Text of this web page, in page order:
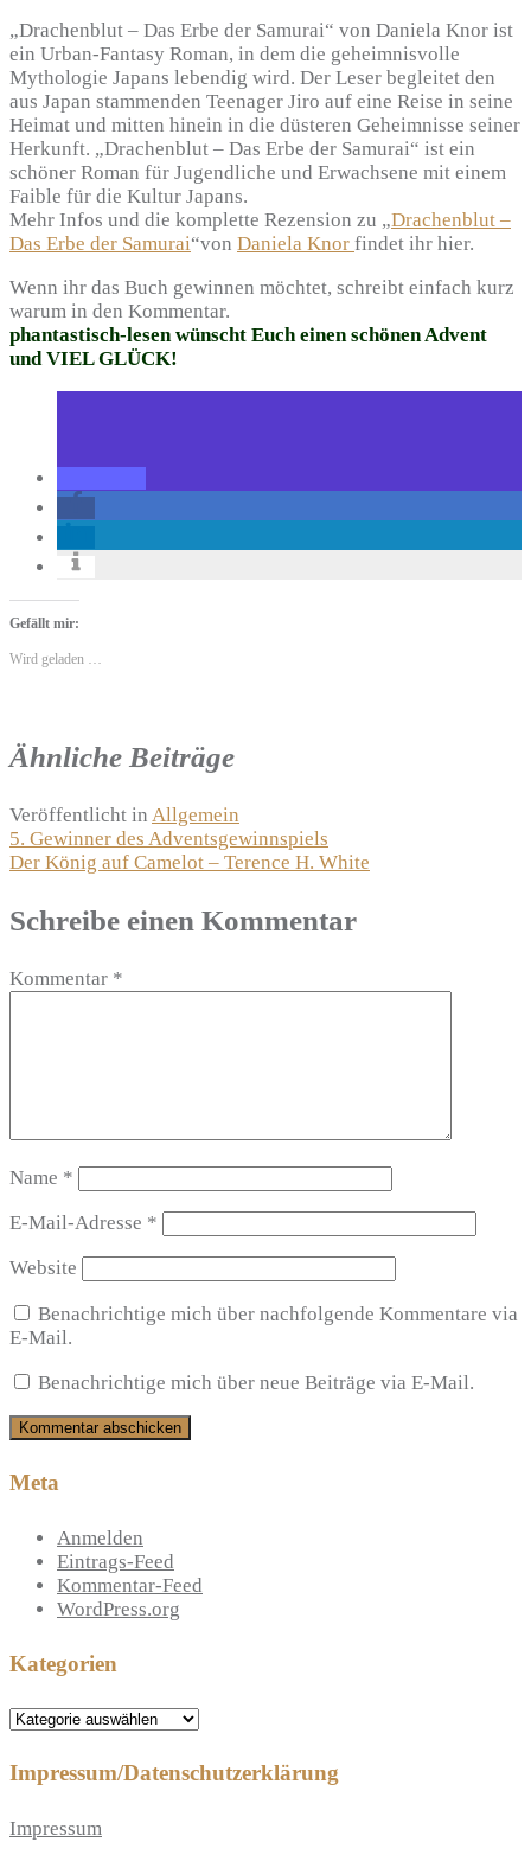
„Drachenblut – Das Erbe der Samurai“ von Daniela Knor ist
ein Urban-Fantasy Roman, in dem die geheimnisvolle
Mythologie Japans lebendig wird. Der Leser begleitet den
aus Japan stammenden Teenager Jiro auf eine Reise in seine
Heimat und mitten hinein in die düsteren Geheimnisse seiner
Herkunft. „Drachenblut – Das Erbe der Samurai“ ist ein
schöner Roman für Jugendliche und Erwachsene mit einem
Faible für die Kultur Japans.
Mehr Infos und die komplette Rezension zu „Drachenblut –
Das Erbe der Samurai“von Daniela Knor findet ihr hier.
Wenn ihr das Buch gewinnen möchtet, schreibt einfach kurz
warum in den Kommentar.
phantastisch-lesen wünscht Euch einen schönen Advent
und VIEL GLÜCK!
Gefällt mir:
Wird geladen …
Ähnliche Beiträge
Veröffentlicht in Allgemein
Beitragsnavigation
5. Gewinner des Adventsgewinnspiels
Der König auf Camelot – Terence H. White
Schreibe einen Kommentar
Kommentar *
Name *
E-Mail-Adresse *
Website
Benachrichtige mich über nachfolgende Kommentare via
E-Mail.
Benachrichtige mich über neue Beiträge via E-Mail.
Meta
Anmelden
Eintrags-Feed
Kommentar-Feed
WordPress.org
Kategorien
Kategorien
Impressum/Datenschutzerklärung
Impressum